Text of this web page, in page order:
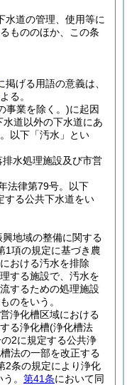
水道の管理、使用等に
もののほか、この条
掲げる用語の意義は、
る。
事業を除く。)に起因
水道以外の下水道にあ
以下「汚水」とい
水処理施設及び市営
法律第79号。以下
する公共下水道をい
地域の整備に関する
1項の規定に基づき農
おける汚水を排除
する施設で、汚水を
するための処理施設
のをいう。
浄化槽区域における
る浄化槽(浄化槽法
2に規定する公共浄
法の一部を改正する
2条の規定により浄化
。 第41条において同